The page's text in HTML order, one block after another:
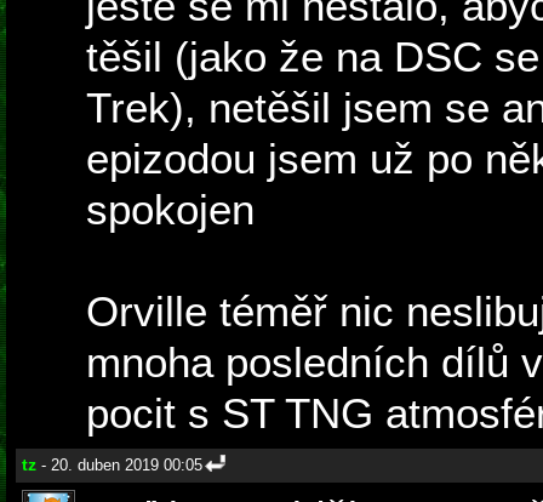
těšil (jako že na DSC
Trek), netěšil jsem se
epizodou jsem už po
spokojen
Orville téměř nic
mnoha posledních dílů
pocit s ST TNG
tz - 20. duben 2019 00:05